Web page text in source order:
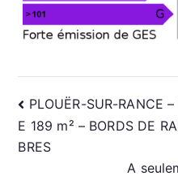
DE
L’ARTICLE
PLOUËR-SUR-RANCE
E 189 m² – BORDS DE
BRES
A